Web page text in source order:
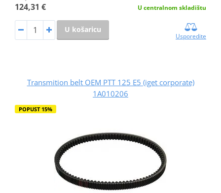
124,31 € U centralnom skladištu
U košaricu
Usporedite
Transmition belt OEM PTT 125 E5 (iget corporate)
1A010206
POPUST 15%